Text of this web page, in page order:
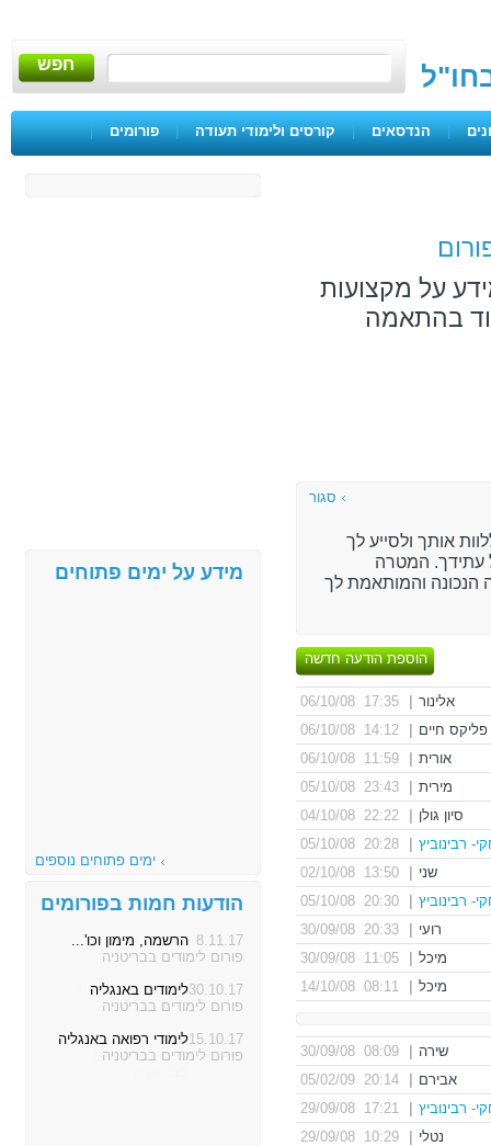
חפש
| הנדסאים | קורסים ולימודי תעודה | פורומים |
על מקצועות
בהתאמה
אותך ולסייע לך
עתידך. המטרה
הנכונה והמותאמת לך
סגור
הוספת הודעה חדשה
אלינור
17:35 06/10/08
פליקס חיים
14:12 06/10/08
אורית
11:59 06/10/08
מירית
23:43 05/10/08
סיון גולן
22:22 04/10/08
רבינוביץ
20:28 05/10/08
שני
13:50 02/10/08
רבינוביץ
20:30 05/10/08
רועי
20:33 30/09/08
מיכל
11:05 30/09/08
מיכל
08:11 14/10/08
שירה
08:09 30/09/08
אבירם
20:14 05/02/09
רבינוביץ
17:21 29/09/08
נטלי
10:29 29/09/08
מידע על ימים פתוחים
ימים פתוחים נוספים
הודעות חמות בפורומים
8.11.17 הרשמה, מימון וכו'...
פורום לימודים בבריטניה
30.10.17לימודים באנגליה
פורום לימודים בבריטניה
15.10.17לימודי רפואה באנגליה
פורום לימודים בבריטניה